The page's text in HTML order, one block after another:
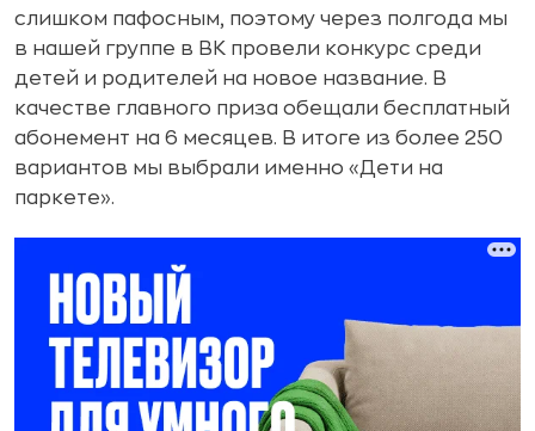
слишком пафосным, поэтому через полгода мы
в нашей группе в ВК провели конкурс среди
детей и родителей на новое название. В
качестве главного приза обещали бесплатный
абонемент на 6 месяцев. В итоге из более 250
вариантов мы выбрали именно «Дети на
паркете».